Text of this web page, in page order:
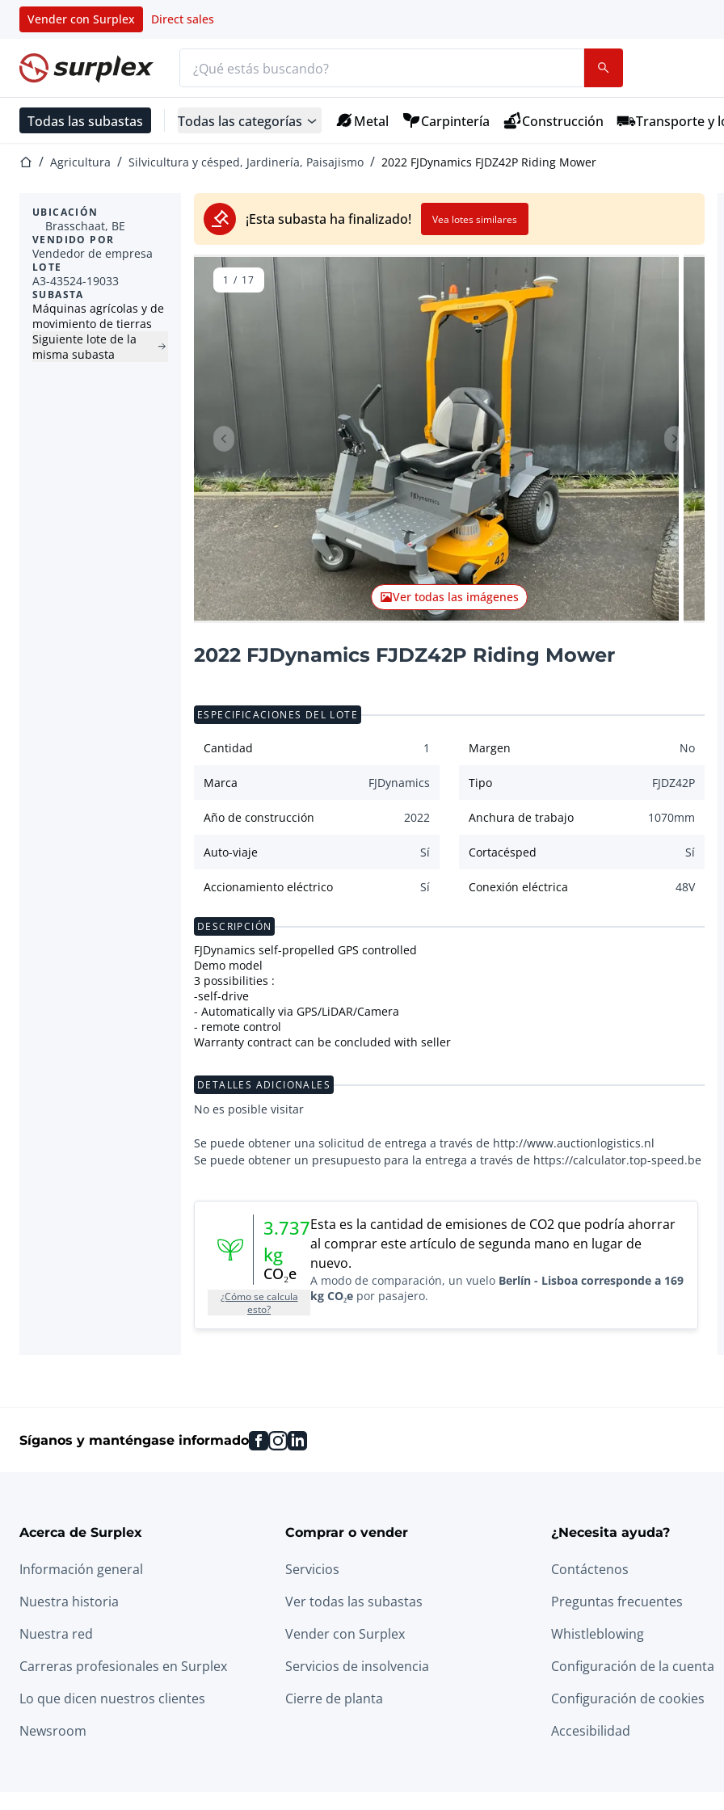
Vender con Surplex Direct sales
Página de inicio
Todas las subastas Todas las categorías Metal Carpintería Construcción Transporte y
Página de inicio
Agricultura Silvicultura y césped, Jardinería, Paisajismo 2022 FJDynamics FJDZ42P Riding Mower
¡Esta subasta ha finalizado! Vea lotes similares
UBICACIÓN
Brasschaat, BE
VENDIDO POR
Vendedor de empresa
LOTE
A3-43524-19033
SUBASTA
Máquinas agrícolas y de
movimiento de tierras
Siguiente lote de la
misma subasta
Artículo anterior Artículo
Ver todas las imágenes
1 / 17
2022 FJDynamics FJDZ42P Riding Mower
ESPECIFICACIONES DEL LOTE
Cantidad 1 Margen No
Marca FJDynamics Tipo FJDZ42P
Año de construcción 2022 Anchura de trabajo 1070mm
Auto-viaje Sí Cortacésped Sí
Accionamiento eléctrico Sí Conexión eléctrica 48V
DESCRIPCIÓN
FJDynamics self-propelled GPS controlled
Demo model
3 possibilities :
-self-drive
- Automatically via GPS/LiDAR/Camera
- remote control
Warranty contract can be concluded with seller
DETALLES ADICIONALES
No es posible visitar
Se puede obtener una solicitud de entrega a través de http://www.auctionlogistics.nl
Se puede obtener un presupuesto para la entrega a través de https://calculator.top-speed.be
3.737
kg
CO₂e
¿Cómo se calcula
esto?
Esta es la cantidad de emisiones de CO2 que podría ahorrar
al comprar este artículo de segunda mano en lugar de
nuevo.
A modo de comparación, un vuelo Berlín - Lisboa corresponde a 169
kg CO₂e por pasajero.
Síganos y manténgase informado facebook
instagram
linkedin
Acerca de Surplex
Información general
Nuestra historia
Nuestra red
Carreras profesionales en Surplex
Lo que dicen nuestros clientes
Newsroom
Comprar o vender
Servicios
Ver todas las subastas
Vender con Surplex
Servicios de insolvencia
Cierre de planta
¿Necesita ayuda?
Contáctenos
Preguntas frecuentes
Whistleblowing
Configuración de la cuenta
Configuración de cookies
Accesibilidad